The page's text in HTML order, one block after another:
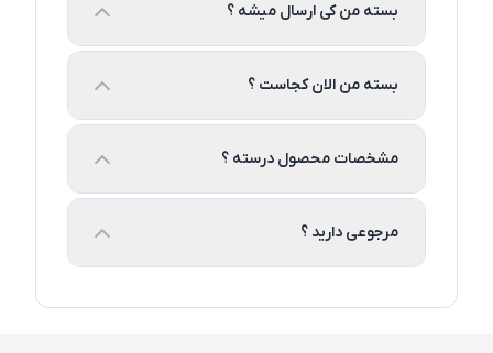
بسته من کی ارسال میشه ؟
بسته من الان کجاست ؟
مشخصات محصول درسته ؟
مرجوعی دارید ؟